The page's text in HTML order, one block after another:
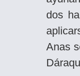
dos
Anas